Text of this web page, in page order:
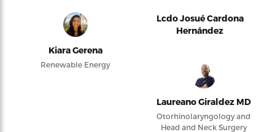
Kiara Gerena
Renewable Energy
Lcdo Josué Cardona
Hernández
Laureano Giraldez MD
Otorhinolaryngology and
Head and Neck Surgery